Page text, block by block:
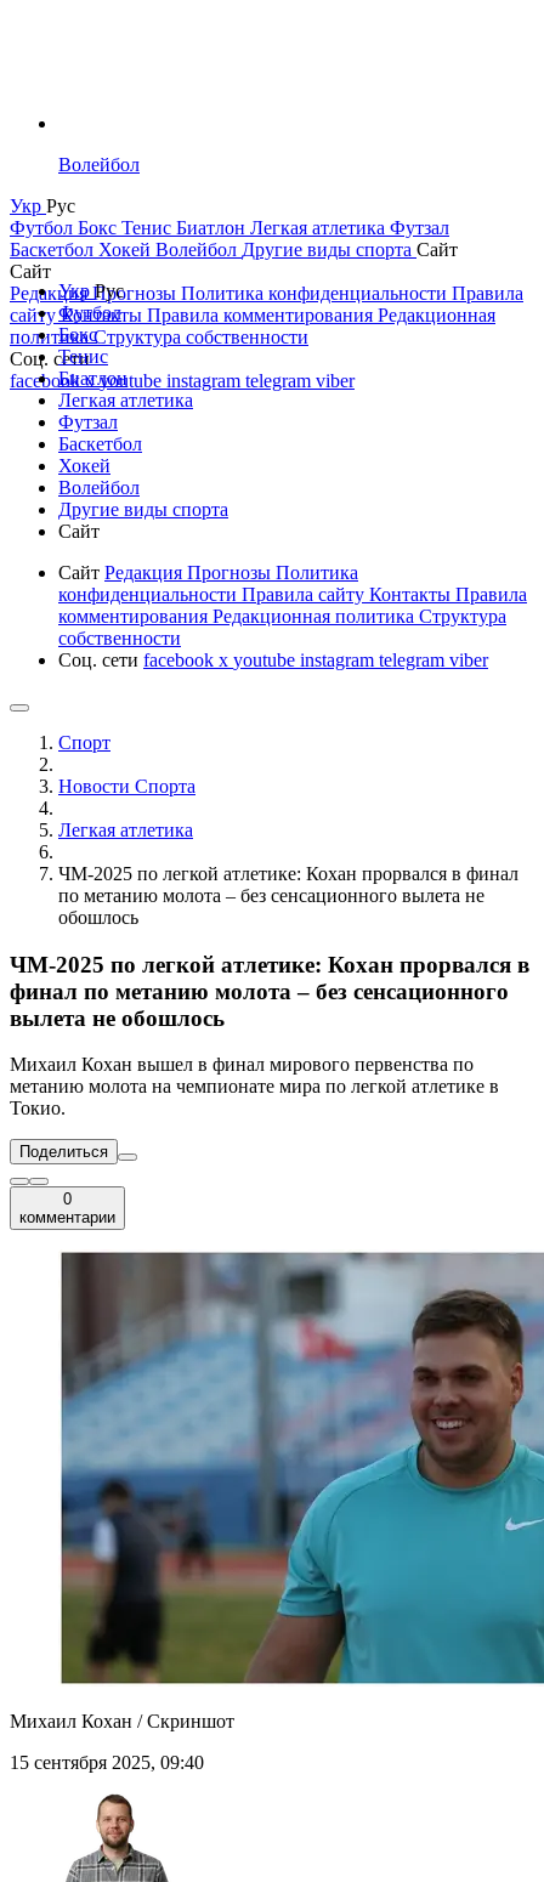
Волейбол
Укр Рус
Футбол Бокс Тенис Биатлон Легкая атлетика Футзал
Баскетбол Хокей Волейбол Другие виды спорта Сайт
Сайт
РедакцияПрогнозы Политика конфиденциальности Правила
сайтуКонтакты Правила комментирования Редакционная
политикаСтруктура собственности
Соц. сети
facebookxyoutube instagram telegram viber
УкрРус
Футбол
Бокс
Тенис
Биатлон
Легкая атлетика
Футзал
Баскетбол
Хокей
Волейбол
Другие виды спорта
Сайт
Сайт Редакция Прогнозы Политика
конфиденциальности Правила сайту Контакты Правила
комментирования Редакционная политика Структура
собственности
Соц. сети facebook x youtube instagram telegram viber
Спорт
Новости Cпорта
Легкая атлетика
ЧМ-2025 по легкой атлетике: Кохан прорвался в финал
по метанию молота – без сенсационного вылета не
обошлось
ЧМ-2025 по легкой атлетике: Кохан прорвался в
финал по метанию молота – без сенсационного
вылета не обошлось
Михаил Кохан вышел в финал мирового первенства по
метанию молота на чемпионате мира по легкой атлетике в
Токио.
Поделиться
0
комментарии
Михаил Кохан / Скриншот
15 сентября 2025, 09:40